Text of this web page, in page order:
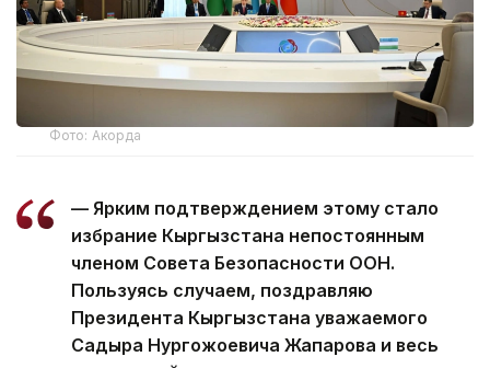
Фото: Акорда
— Ярким подтверждением этому стало
избрание Кыргызстана непостоянным
членом Совета Безопасности ООН.
Пользуясь случаем, поздравляю
Президента Кыргызстана уважаемого
Садыра Нургожоевича Жапарова и весь